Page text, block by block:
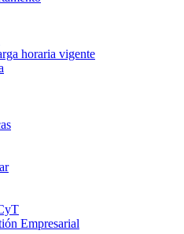
horaria vigente
Empresarial